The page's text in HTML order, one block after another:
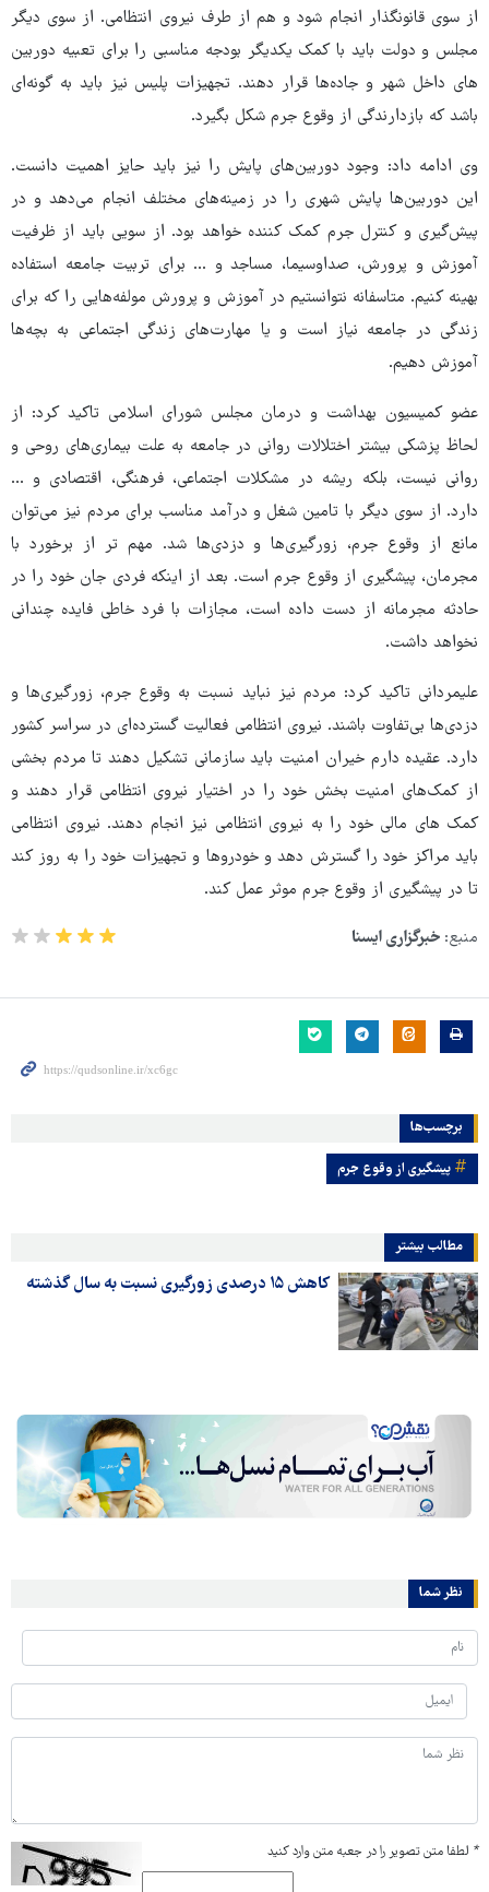
از سوی قانونگذار انجام شود و هم از طرف نیروی انتظامی. از سوی دیگر
مجلس و دولت باید با کمک یکدیگر بودجه مناسبی را برای تعبیه دوربین
های داخل شهر و جاده‌ها قرار دهند. تجهیزات پلیس نیز باید به گونه‌ای
باشد که بازدارندگی از وقوع جرم شکل بگیرد.
وی ادامه داد:‌ وجود دوربین‌های پایش را نیز باید حایز اهمیت دانست.
این دوربین‌ها پایش شهری را در زمینه‌های مختلف انجام می‌دهد و در
پیش‌گیری و کنترل جرم کمک کننده خواهد بود. از سویی باید از ظرفیت
آموزش و پرورش، صداوسیما، مساجد و ... برای تربیت جامعه استفاده
بهینه کنیم. متاسفانه نتوانستیم در آموزش و پرورش مولفه‌هایی را که برای
زندگی در جامعه نیاز است و یا مهارت‌های زندگی اجتماعی به بچه‌ها
آموزش دهیم.
عضو کمیسیون بهداشت و درمان مجلس شورای اسلامی تاکید کرد:‌ از
لحاظ پزشکی بیشتر اختلالات روانی در جامعه به علت بیماری‌های روحی و
روانی نیست، بلکه ریشه در مشکلات اجتماعی، فرهنگی، اقتصادی و ...
دارد. از سوی دیگر با تامین شغل و درآمد مناسب برای مردم نیز می‌توان
مانع از وقوع جرم، زورگیری‌ها و دزدی‌ها شد. مهم تر از برخورد با
مجرمان، پیشگیری از وقوع جرم است. بعد از اینکه فردی جان خود را در
حادثه مجرمانه از دست داده است، مجازات با فرد خاطی فایده‌ چندانی
نخواهد داشت.
علیمردانی تاکید کرد: مردم نیز نباید نسبت به وقوع جرم، زورگیری‌ها و
دزدی‌ها بی‌تفاوت باشند. نیروی انتظامی فعالیت گسترده‌ای در سراسر کشور
دارد. عقیده دارم خیران امنیت باید سازمانی تشکیل دهند تا مردم بخشی
از کمک‌های امنیت بخش خود را در اختیار نیروی انتظامی قرار دهند و
کمک های مالی خود را به نیروی انتظامی نیز انجام دهند. نیروی انتظامی
باید مراکز خود را گسترش دهد و خودروها و تجهیزات خود را به روز کند
تا در پیشگیری از وقوع جرم موثر عمل کند.
منبع: خبرگزاری ایسنا
برچسب‌ها
پیشگیری از وقوع جرم
مطالب بیشتر
کاهش ۱۵ درصدی زورگیری نسبت به سال گذشته
نظر شما
* لطفا متن تصویر را در جعبه متن وارد کنید